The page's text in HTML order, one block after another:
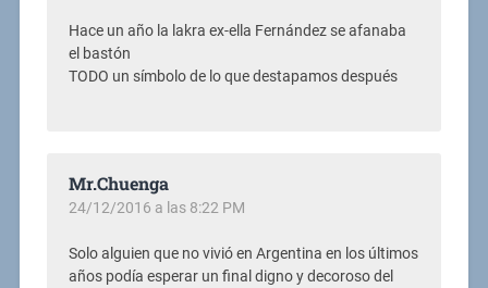
Hace un año la lakra ex-ella Fernández se afanaba
el bastón
TODO un símbolo de lo que destapamos después
Mr.Chuenga
24/12/2016 a las 8:22 PM
Solo alguien que no vivió en Argentina en los últimos
años podía esperar un final digno y decoroso del